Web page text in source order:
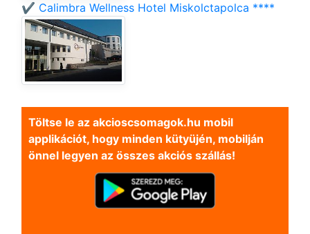
✔️ Calimbra Wellness Hotel Miskolctapolca ****
Töltse le az akcioscsomagok.hu mobil
applikációt, hogy minden kütyüjén, mobilján
önnel legyen az összes akciós szállás!